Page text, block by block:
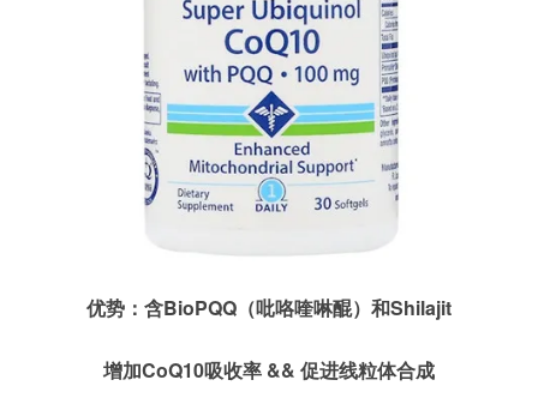
优势：含BioPQQ（吡咯喹啉醌）和Shilajit
增加CoQ10吸收率 && 促进线粒体合成